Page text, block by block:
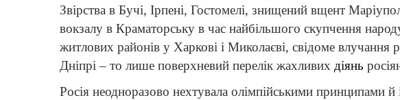
Звірства в Бучі, Ірпені, Гостомелі, знищений вщент
вокзалу в Краматорську в час найбільшого скупчення
житлових районів у Харкові і Миколаєві, свідоме влучання
Дніпрі – то лише поверхневий перелік жахливих діянь
Росія неодноразово нехтувала олімпійськими принципами